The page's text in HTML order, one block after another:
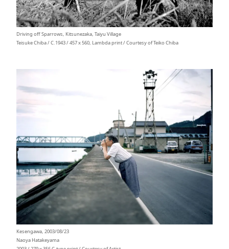
Driving off Sparrows, Kitsunezaka, Taiyu Village
Teisuke Chiba / C.1943 / 457 x 560, Lambda print / Courtesy of Teiko Chiba
Kesengawa, 2003/08/23
Naoya Hatakeyama